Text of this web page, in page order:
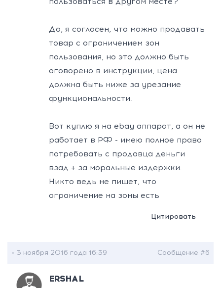
Да, я согласен, что можно продавать
товар с ограничением зон
пользования, но это должно быть
оговорено в инструкции, цена
должна быть ниже за урезание
функциональности.
Вот куплю я на ebay аппарат, а он не
работает в РФ - имею полное право
потребовать с продавца деньги
взад + за моральные издержки.
Никто ведь не пишет, что
ограничение на зоны есть
Цитировать
» 3 ноября 2016 года 16:39 Сообщение #6
ERSHAL